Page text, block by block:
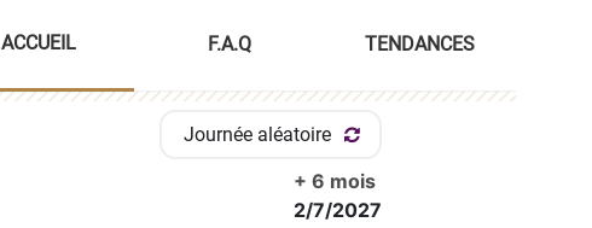
ACCUEIL F.A.Q TENDANCES
Journée aléatoire
+ 6 mois
2/7/2027